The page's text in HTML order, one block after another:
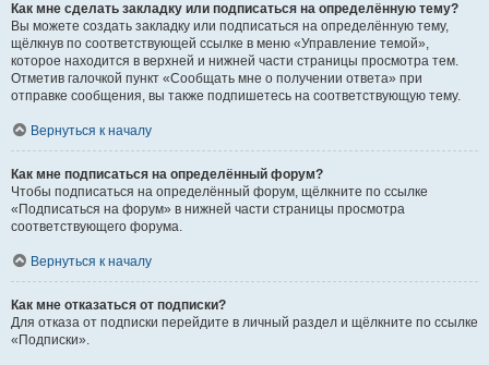
Как мне сделать закладку или подписаться на определённую тему?
Вы можете создать закладку или подписаться на определённую тему,
щёлкнув по соответствующей ссылке в меню «Управление темой»,
которое находится в верхней и нижней части страницы просмотра тем.
Отметив галочкой пункт «Сообщать мне о получении ответа» при
отправке сообщения, вы также подпишетесь на соответствующую тему.
Вернуться к началу
Как мне подписаться на определённый форум?
Чтобы подписаться на определённый форум, щёлкните по ссылке
«Подписаться на форум» в нижней части страницы просмотра
соответствующего форума.
Вернуться к началу
Как мне отказаться от подписки?
Для отказа от подписки перейдите в личный раздел и щёлкните по ссылке
«Подписки».